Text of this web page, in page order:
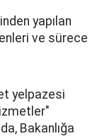
yapılan
ve sürece
yelpazesi
Bakanlığa